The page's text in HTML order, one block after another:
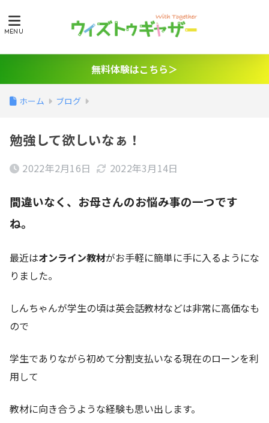
無料体験はこちら＞
ホーム ブログ
勉強して欲しいなぁ！
2022年2月16日 2022年3月14日
間違いなく、お母さんのお悩み事の一つです
ね。
最近はオンライン教材がお手軽に簡単に手に入るようにな
りました。
しんちゃんが学生の頃は英会話教材などは非常に高価なも
ので
学生でありながら初めて分割支払いなる現在のローンを利
用して
教材に向き合うような経験も思い出します。